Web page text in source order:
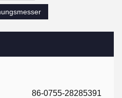
86-0755-28285391